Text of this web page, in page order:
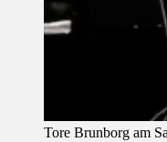
Tore Brunborg am